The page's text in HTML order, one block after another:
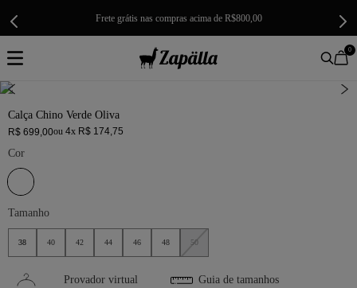
Frete grátis nas compras acima de R$800,00
0
Calça Chino Verde Oliva
R$ 699,00ou 4x R$ 174,75
Cor
Tamanho
38 40 42 44 46 48 50
Provador virtual Guia de tamanhos